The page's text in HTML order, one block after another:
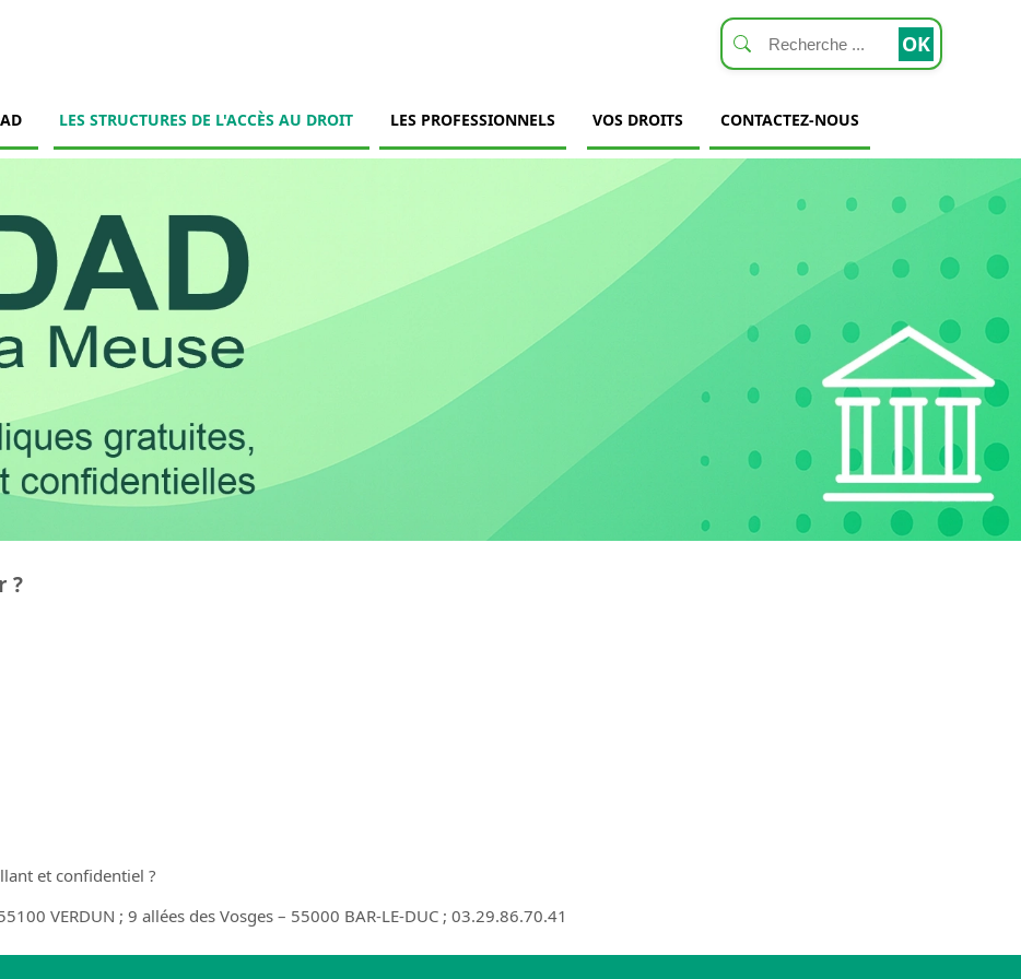
LES STRUCTURES DE L'ACCÈS AU DROIT LES PROFESSIONNELS VOS DROITS CONTACTEZ-NOUS
?
et confidentiel ?
VERDUN ; 9 allées des Vosges – 55000 BAR-LE-DUC ; 03.29.86.70.41